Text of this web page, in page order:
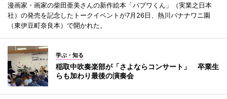
漫画家・画家の柴田亜美さんの新作絵本「パプワくん」（実業之日本
社）の発売を記念したトークイベントが7月26日、熱川バナナワニ園
（東伊豆町奈良本）で開かれた。
学ぶ・知る
稲取中吹奏楽部が「さよならコンサート」 卒業生
らも加わり最後の演奏会